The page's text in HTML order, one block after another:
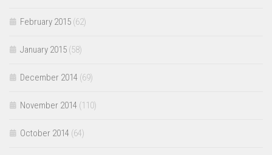
February 2015 (62)
January 2015 (58)
December 2014 (69)
November 2014 (110)
October 2014 (64)